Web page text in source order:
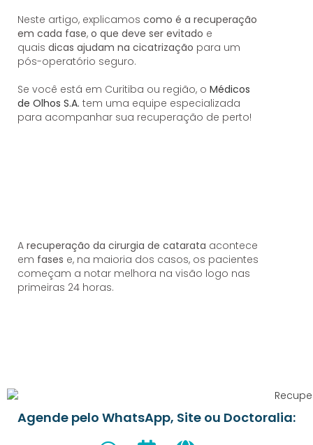
Neste artigo, explicamos como é a recuperação
em cada fase, o que deve ser evitado e
quais dicas ajudam na cicatrização para um
pós-operatório seguro.
Se você está em Curitiba ou região, o Médicos
de Olhos S.A. tem uma equipe especializada
para acompanhar sua recuperação de perto!
A recuperação da cirurgia de catarata acontece
em fases e, na maioria dos casos, os pacientes
começam a notar melhora na visão logo nas
primeiras 24 horas.
Agende pelo WhatsApp, Site ou Doctoralia: